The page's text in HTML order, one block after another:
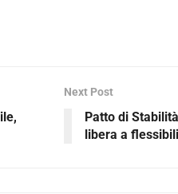
Next Post
Patto di
libera a